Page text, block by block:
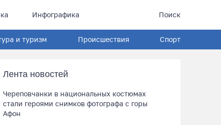
Инфографика Поиск
и туризм Происшествия Спорт
Лента новостей
Череповчанки в национальных костюмах
стали героями снимков фотографа с горы
Афон